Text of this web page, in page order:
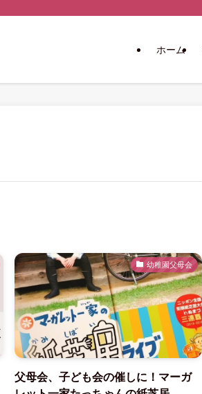
ホーム
幼稚園父母会
父母会、子ども会の催しに！マーガ